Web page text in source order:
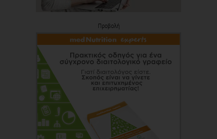
Προβολή